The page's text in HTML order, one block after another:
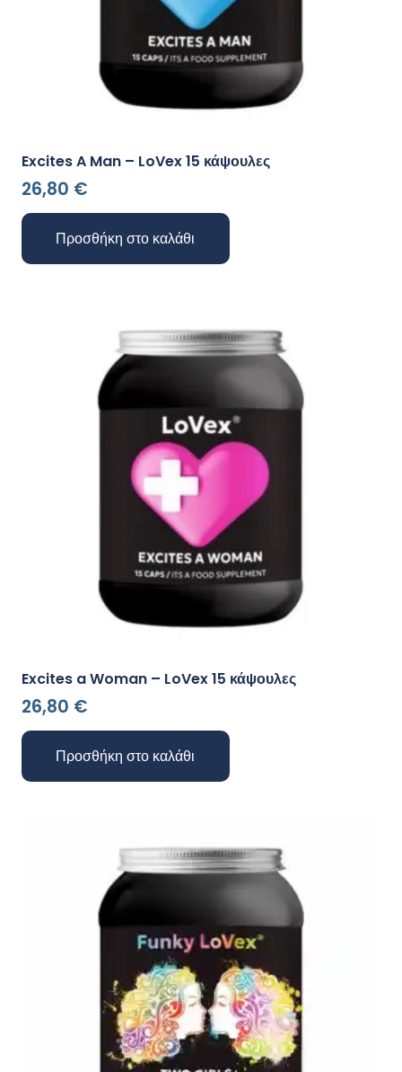
Excites A Man – LoVex 15 κάψουλες
26,80 €
Προσθήκη στο καλάθι
Excites a Woman – LoVex 15 κάψουλες
26,80 €
Προσθήκη στο καλάθι